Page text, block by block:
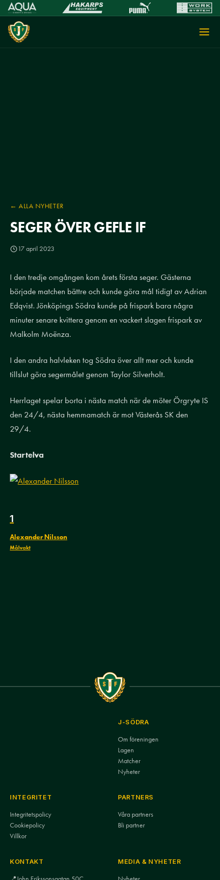
← ALLA NYHETER
SEGER ÖVER GEFLE IF
17 april 2023
I den tredje omgången kom årets första seger. Gästerna
började matchen bättre och kunde göra mål tidigt av Adrian
Edqvist. Jönköpings Södra kunde på frispark bara några
minuter senare kvittera genom en vackert slagen frispark av
Malkolm Moënza.
I den andra halvleken tog Södra över allt mer och kunde
tillslut göra segermålet genom Taylor Silverholt.
Herrlaget spelar borta i nästa match när de möter Örgryte IS
den 24/4, nästa hemmamatch är mot Västerås SK den
29/4.
Startelva
1
Alexander Nilsson
Målvakt
J-SÖDRA
Om föreningen
Lagen
Matcher
Nyheter
INTEGRITET
Integritetspolicy
Cookiepolicy
Villkor
PARTNERS
Våra partners
Bli partner
KONTAKT MEDIA & NYHETER